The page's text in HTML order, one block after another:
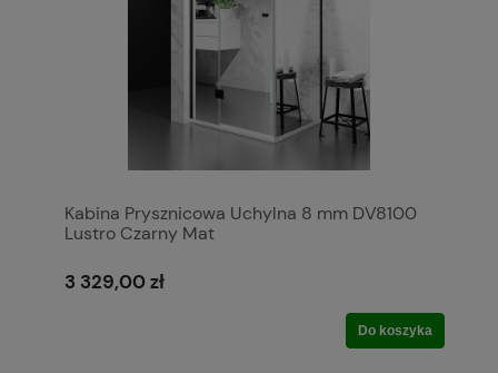
Kabina Prysznicowa Uchylna 8 mm DV8100
Lustro Czarny Mat
3 329,00 zł
Do koszyka